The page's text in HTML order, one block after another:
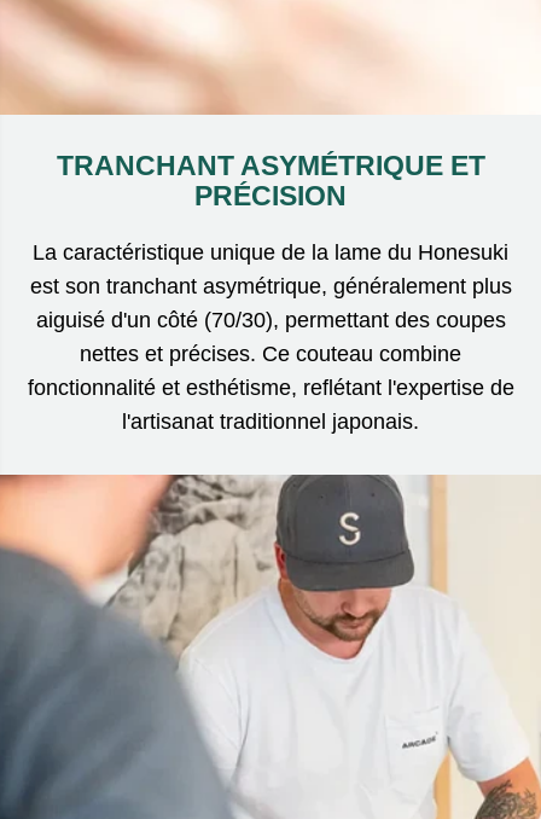
TRANCHANT ASYMÉTRIQUE ET
PRÉCISION
La caractéristique unique de la lame du Honesuki
est son tranchant asymétrique, généralement plus
aiguisé d'un côté (70/30), permettant des coupes
nettes et précises. Ce couteau combine
fonctionnalité et esthétisme, reflétant l'expertise de
l'artisanat traditionnel japonais.